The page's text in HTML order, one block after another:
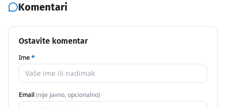
Komentari
Ostavite komentar
Ime*
Email(nije javno, opcionalno)